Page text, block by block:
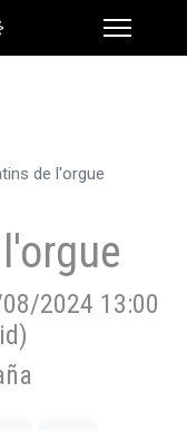
de l'orgue
2024 13:00
)